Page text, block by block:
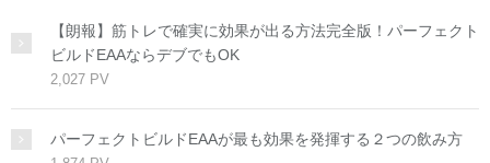
【朗報】筋トレで確実に効果が出る方法完全版！パーフェクト
ビルドEAAならデブでもOK
2,027 PV
パーフェクトビルドEAAが最も効果を発揮する２つの飲み方